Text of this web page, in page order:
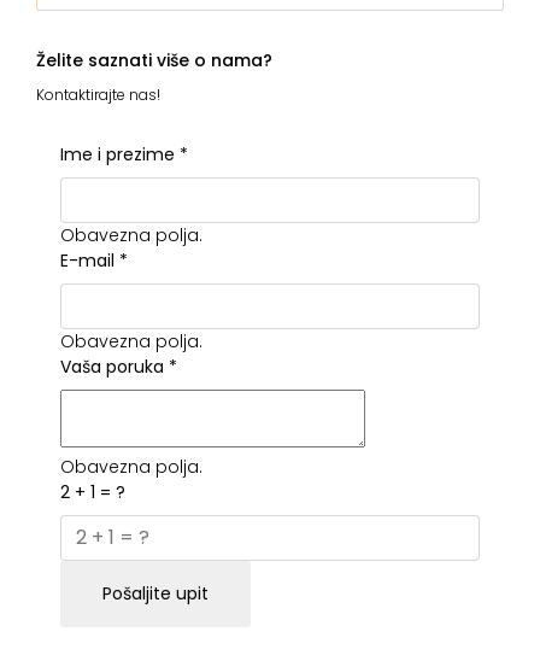
Želite saznati više o nama?
Kontaktirajte nas!
Ime i prezime *
Obavezna polja.
E-mail *
Obavezna polja.
Vaša poruka *
Obavezna polja.
2 + 1 = ?
Pošaljite upit